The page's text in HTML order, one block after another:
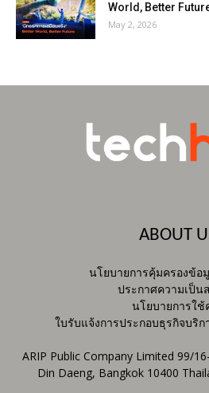
World, Better
May 2, 2026
ABOUT
นโยบายการคุ้มครองข้อ
ประกาศความเป็น
นโยบายการใช้
ใบรับแจ้งการประกอบธุรกิจบริ
ARIP Public Company Limited 99/
Din Daeng, Bangkok 10400